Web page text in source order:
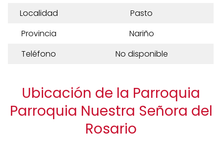
Localidad
Pasto
Provincia
Nariño
Teléfono
No disponible
Ubicación de la Parroquia
Parroquia Nuestra Señora del
Rosario